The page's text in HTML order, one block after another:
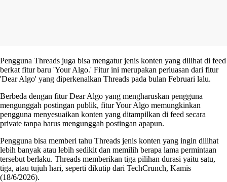
Pengguna Threads juga bisa mengatur jenis konten yang dilihat di feed
berkat fitur baru 'Your Algo.' Fitur ini merupakan perluasan dari fitur
'Dear Algo' yang diperkenalkan Threads pada bulan Februari lalu.
Berbeda dengan fitur Dear Algo yang mengharuskan pengguna
mengunggah postingan publik, fitur Your Algo memungkinkan
pengguna menyesuaikan konten yang ditampilkan di feed secara
private tanpa harus mengunggah postingan apapun.
Pengguna bisa memberi tahu Threads jenis konten yang ingin dilihat
lebih banyak atau lebih sedikit dan memilih berapa lama permintaan
tersebut berlaku. Threads memberikan tiga pilihan durasi yaitu satu,
tiga, atau tujuh hari, seperti dikutip dari TechCrunch, Kamis
(18/6/2026).